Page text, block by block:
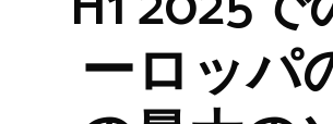
ーロッパ